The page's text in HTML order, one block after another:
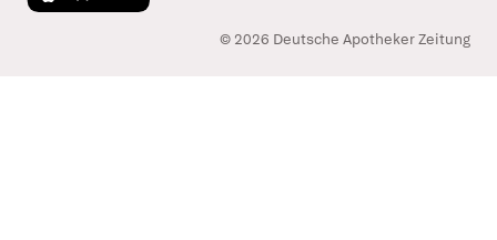
© 2026 Deutsche Apotheker Zeitung